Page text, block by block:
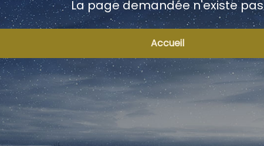
La page demandée n'existe pas
Accueil